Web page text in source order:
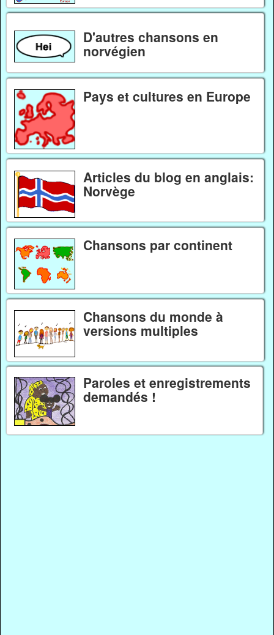
D'autres chansons en
norvégien
Pays et cultures en Europe
Articles du blog en anglais:
Norvège
Chansons par continent
Chansons du monde à
versions multiples
Paroles et enregistrements
demandés !